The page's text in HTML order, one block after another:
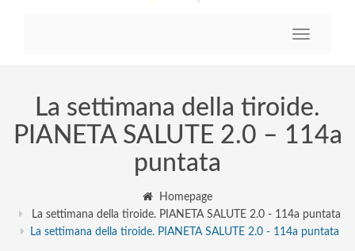
Toggle
La settimana della tiroide.
PIANETA SALUTE 2.0 – 114a
puntata
Homepage
La settimana della tiroide. PIANETA SALUTE 2.0 - 114a puntata
La settimana della tiroide. PIANETA SALUTE 2.0 - 114a puntata